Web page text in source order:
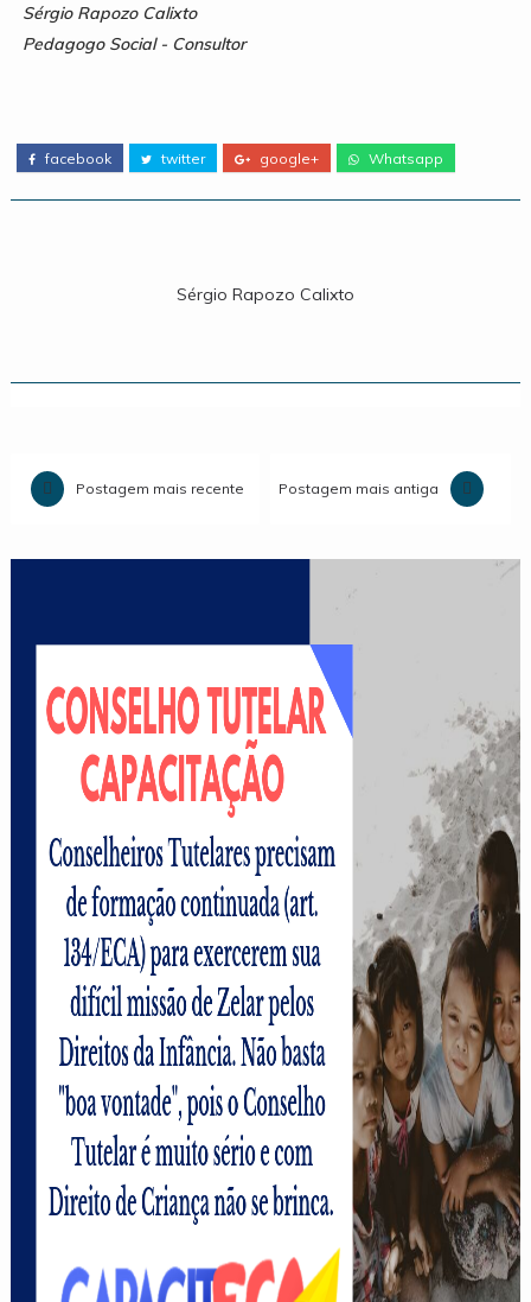
Sérgio Rapozo Calixto
Pedagogo Social - Consultor
facebook twitter google+ Whatsapp
Sérgio Rapozo Calixto
Postagem mais recente Postagem mais antiga